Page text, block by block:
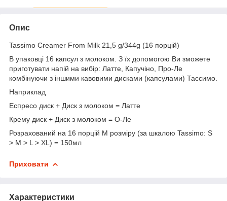
Опис
Tassimo Creamer From Milk 21,5 g/344g (16 порцій)
В упаковці 16 капсул з молоком. З їх допомогою Ви зможете
приготувати напій на вибір: Латте, Капучіно, Про-Ле
комбінуючи з іншими кавовими дисками (капсулами) Тассимо.
Наприклад
Еспресо диск + Диск з молоком = Латте
Крему диск + Диск з молоком = О-Ле
Розрахований на 16 порцій M розміру (за шкалою Tassimo: S
> M > L > XL) = 150мл
Приховати
Характеристики